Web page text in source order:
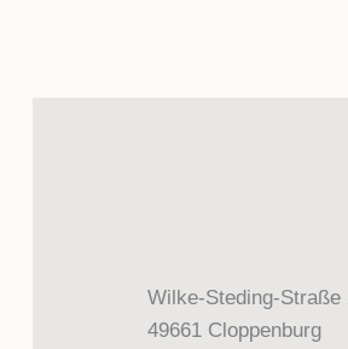
Wilke-Steding-Straße
49661 Cloppenburg